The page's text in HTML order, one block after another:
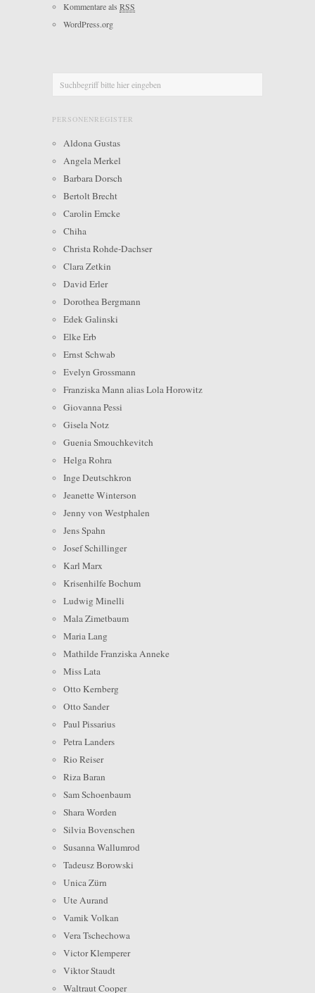
Kommentare als RSS
WordPress.org
PERSONENREGISTER
Aldona Gustas
Angela Merkel
Barbara Dorsch
Bertolt Brecht
Carolin Emcke
Chiha
Christa Rohde-Dachser
Clara Zetkin
David Erler
Dorothea Bergmann
Edek Galinski
Elke Erb
Ernst Schwab
Evelyn Grossmann
Franziska Mann alias Lola Horowitz
Giovanna Pessi
Gisela Notz
Guenia Smouchkevitch
Helga Rohra
Inge Deutschkron
Jeanette Winterson
Jenny von Westphalen
Jens Spahn
Josef Schillinger
Karl Marx
Krisenhilfe Bochum
Ludwig Minelli
Mala Zimetbaum
Maria Lang
Mathilde Franziska Anneke
Miss Lata
Otto Kernberg
Otto Sander
Paul Pissarius
Petra Landers
Rio Reiser
Riza Baran
Sam Schoenbaum
Shara Worden
Silvia Bovenschen
Susanna Wallumrod
Tadeusz Borowski
Unica Zürn
Ute Aurand
Vamik Volkan
Vera Tschechowa
Victor Klemperer
Viktor Staudt
Waltraut Cooper